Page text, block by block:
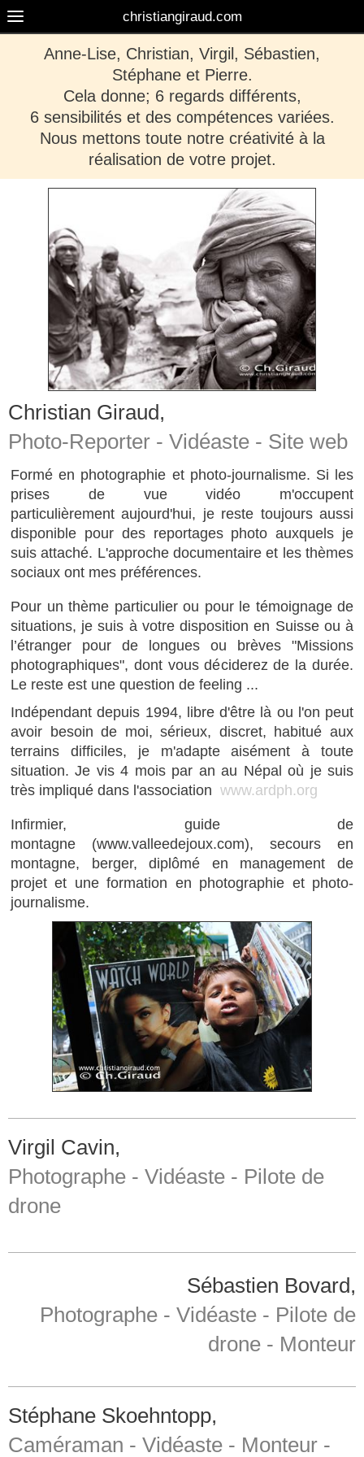
christiangiraud.com
Anne-Lise, Christian, Virgil, Sébastien,
Stéphane et Pierre.
Cela donne; 6 regards différents,
6 sensibilités et des compétences variées.
Nous mettons toute notre créativité à la
réalisation de votre projet.
Christian Giraud,
Photo-Reporter - Vidéaste - Site web
Formé en photographie et photo-journalisme. Si les
prises de vue vidéo m'occupent
particulièrement aujourd'hui, je reste toujours aussi
disponible pour des reportages photo auxquels je
suis attaché. L'approche documentaire et les thèmes
sociaux ont mes préférences.
Pour un thème particulier ou pour le témoignage de
situations, je suis à votre disposition en Suisse ou à
l’étranger pour de longues ou brèves "Missions
photographiques", dont vous déciderez de la durée.
Le reste est une question de feeling ...
Indépendant depuis 1994, libre d'être là ou l'on peut
avoir besoin de moi, sérieux, discret, habitué aux
terrains difficiles, je m'adapte aisément à toute
situation. Je vis 4 mois par an au Népal où je suis
très impliqué dans l'association www.ardph.org
Infirmier, guide de
montagne (www.valleedejoux.com), secours en
montagne, berger, diplômé en management de
projet et une formation en photographie et photo-
journalisme.
Virgil Cavin,
Photographe - Vidéaste - Pilote de
drone
Sébastien Bovard,
Photographe - Vidéaste - Pilote de
drone - Monteur
Stéphane Skoehntopp,
Caméraman - Vidéaste - Monteur -